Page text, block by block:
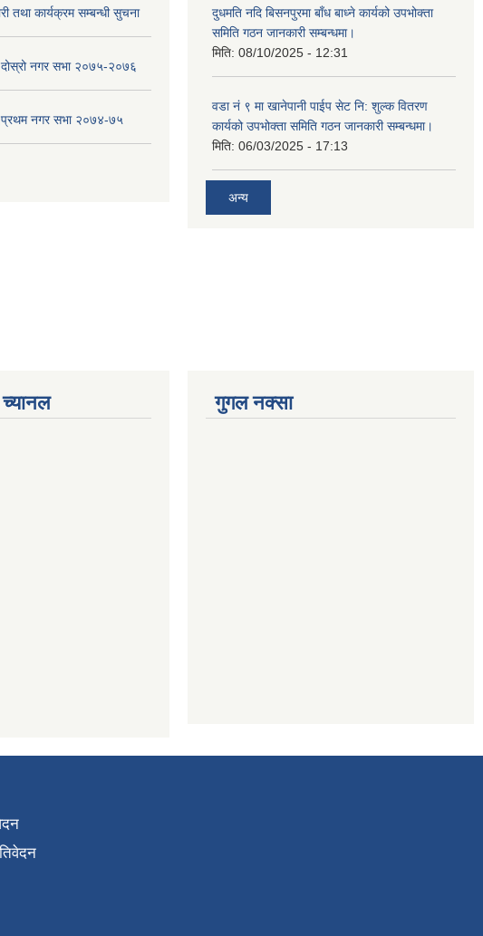
तथा कार्यक्रम सम्बन्धी सुचना
दोस्रो नगर सभा २०७५-२०७६
नगर सभा २०७४-७५
दुधमति नदि बिसनपुरमा बाँध बाध्ने कार्यको उपभोक्ता
समिति गठन जानकारी सम्बन्धमा।
मिति: 08/10/2025 - 12:31
वडा नं ९ मा खानेपानी पाईप सेट नि: शुल्क वितरण
कार्यको उपभोक्ता समिति गठन जानकारी सम्बन्धमा।
मिति: 06/03/2025 - 17:13
अन्य
गुगल नक्सा